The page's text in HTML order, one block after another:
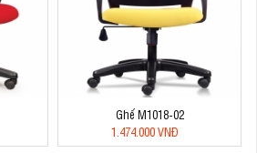
Ghế M1018-02
1.474.000 VNĐ